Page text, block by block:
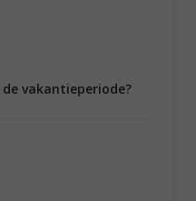
vakantieperiode?